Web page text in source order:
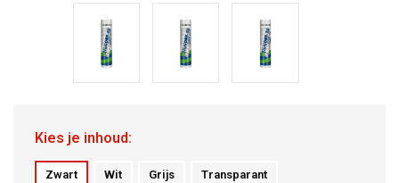
Kies je inhoud:
Zwart Wit Grijs Transparant